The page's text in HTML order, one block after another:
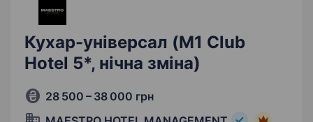
Кухар-універсал (M1 Club
Hotel 5*, нічна зміна)
28 500 – 38 000 грн